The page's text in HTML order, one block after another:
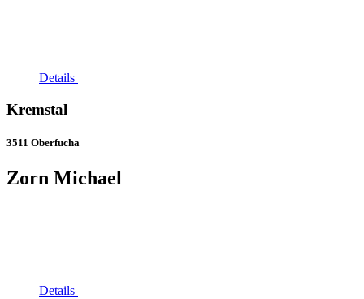
Details
Kremstal
3511 Oberfucha
Zorn Michael
Details